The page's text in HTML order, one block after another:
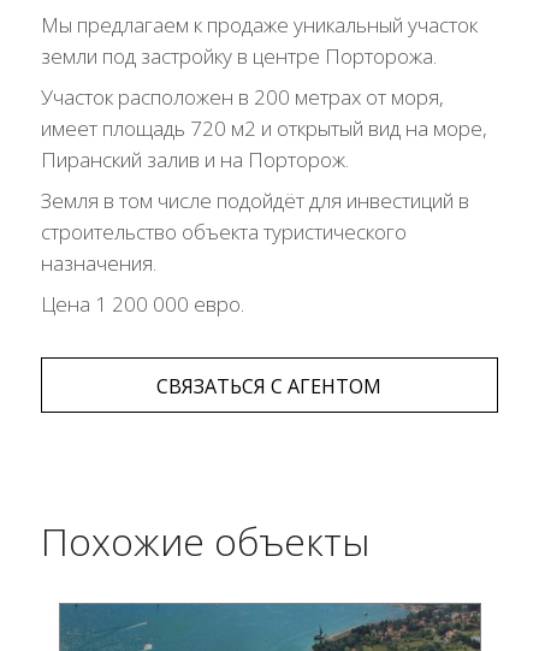
Мы предлагаем к продаже уникальный участок
земли под застройку в центре Порторожа.
Участок расположен в 200 метрах от моря,
имеет площадь 720 м2 и открытый вид на море,
Пиранский залив и на Порторож.
Земля в том числе подойдёт для инвестиций в
строительство объекта туристического
назначения.
Цена 1 200 000 евро.
СВЯЗАТЬСЯ С АГЕНТОМ
Похожие объекты